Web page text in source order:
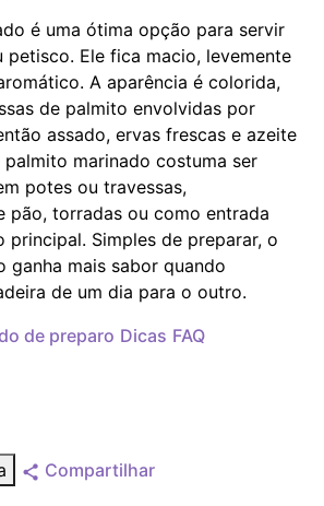
é uma ótima opção para servir
petisco. Ele fica macio, levemente
A aparência é colorida,
de palmito envolvidas por
assado, ervas frescas e azeite
palmito marinado costuma ser
potes ou travessas,
pão, torradas ou como entrada
principal. Simples de preparar, o
ganha mais sabor quando
de um dia para o outro.
de preparo Dicas FAQ
Compartilhar